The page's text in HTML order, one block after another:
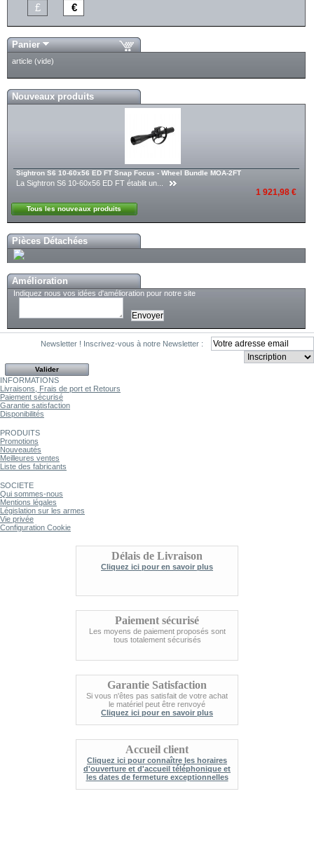
£ €
Panier
article (vide)
Nouveaux produits
Sightron S6 10-60x56 ED FT Snap Focus - Wheel Bundle MOA-2FT
La Sightron S6 10-60x56 ED FT établit un...
1 921,98 €
Tous les nouveaux produits
Pièces Détachées
Amélioration
Indiquez nous vos idées d'amélioration pour notre site
Newsletter ! Inscrivez-vous à notre Newsletter :
INFORMATIONS
Livraisons, Frais de port et Retours
Paiement sécurisé
Garantie satisfaction
Disponibilités
PRODUITS
Promotions
Nouveautés
Meilleures ventes
Liste des fabricants
SOCIETE
Qui sommes-nous
Mentions légales
Législation sur les armes
Vie privée
Configuration Cookie
Délais de Livraison
Cliquez ici pour en savoir plus
Paiement sécurisé
Les moyens de paiement proposés sont
tous totalement sécurisés
Garantie Satisfaction
Si vous n'êtes pas satisfait de votre achat
le matériel peut être renvoyé
Cliquez ici pour en savoir plus
Accueil client
Cliquez ici pour connaître les horaires
d'ouverture et d'accueil téléphonique et
les dates de fermeture exceptionnelles